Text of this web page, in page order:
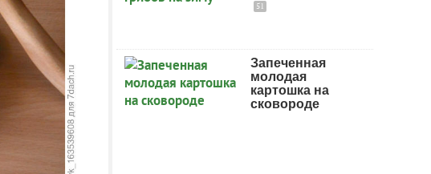
51
Запеченная
молодая
картошка на
сковороде